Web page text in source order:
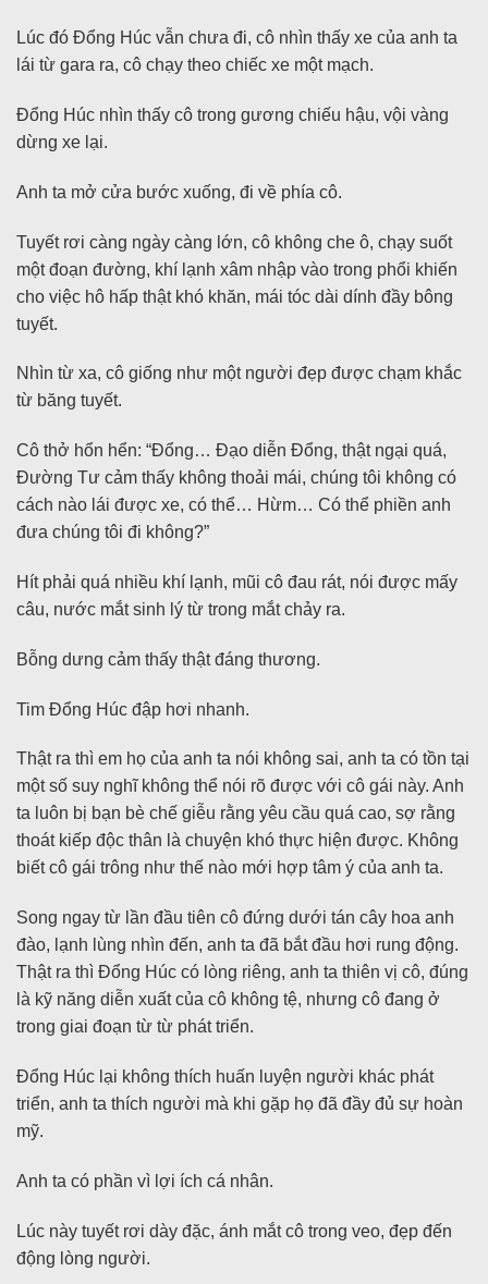
Lúc đó Đổng Húc vẫn chưa đi, cô nhìn thấy xe của anh ta
lái từ gara ra, cô chạy theo chiếc xe một mạch.
Đổng Húc nhìn thấy cô trong gương chiếu hậu, vội vàng
dừng xe lại.
Anh ta mở cửa bước xuống, đi về phía cô.
Tuyết rơi càng ngày càng lớn, cô không che ô, chạy suốt
một đoạn đường, khí lạnh xâm nhập vào trong phổi khiến
cho việc hô hấp thật khó khăn, mái tóc dài dính đầy bông
tuyết.
Nhìn từ xa, cô giống như một người đẹp được chạm khắc
từ băng tuyết.
Cô thở hổn hển: “Đổng… Đạo diễn Đổng, thật ngại quá,
Đường Tư cảm thấy không thoải mái, chúng tôi không có
cách nào lái được xe, có thể… Hừm… Có thể phiền anh
đưa chúng tôi đi không?”
Hít phải quá nhiều khí lạnh, mũi cô đau rát, nói được mấy
câu, nước mắt sinh lý từ trong mắt chảy ra.
Bỗng dưng cảm thấy thật đáng thương.
Tim Đổng Húc đập hơi nhanh.
Thật ra thì em họ của anh ta nói không sai, anh ta có tồn tại
một số suy nghĩ không thể nói rõ được với cô gái này. Anh
ta luôn bị bạn bè chế giễu rằng yêu cầu quá cao, sợ rằng
thoát kiếp độc thân là chuyện khó thực hiện được. Không
biết cô gái trông như thế nào mới hợp tâm ý của anh ta.
Song ngay từ lần đầu tiên cô đứng dưới tán cây hoa anh
đào, lạnh lùng nhìn đến, anh ta đã bắt đầu hơi rung động.
Thật ra thì Đổng Húc có lòng riêng, anh ta thiên vị cô, đúng
là kỹ năng diễn xuất của cô không tệ, nhưng cô đang ở
trong giai đoạn từ từ phát triển.
Đổng Húc lại không thích huấn luyện người khác phát
triển, anh ta thích người mà khi gặp họ đã đầy đủ sự hoàn
mỹ.
Anh ta có phần vì lợi ích cá nhân.
Lúc này tuyết rơi dày đặc, ánh mắt cô trong veo, đẹp đến
động lòng người.